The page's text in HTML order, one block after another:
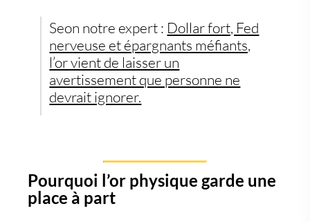
Seon notre expert : Dollar fort, Fed
nerveuse et épargnants méfiants,
l’or vient de laisser un
avertissement que personne ne
devrait ignorer.
Pourquoi l’or physique garde une
place à part